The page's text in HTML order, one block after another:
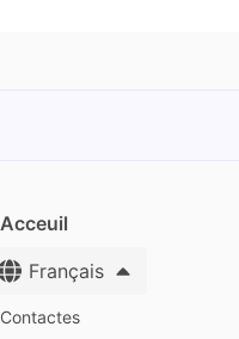
Acceuil
Français
Contactes